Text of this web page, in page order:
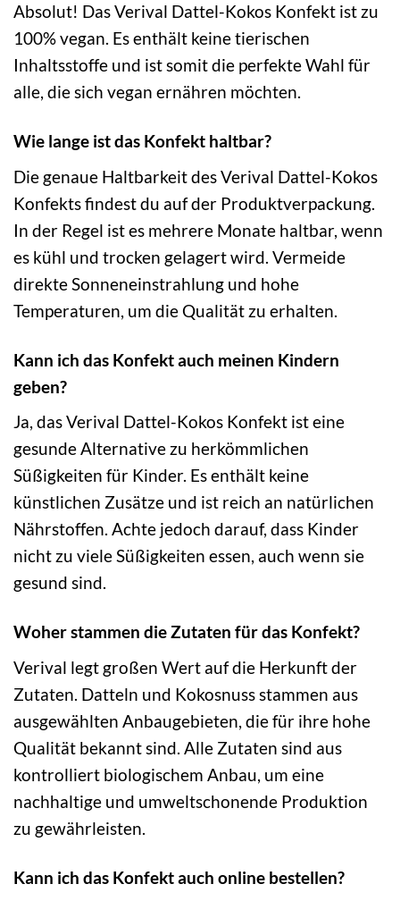
Absolut! Das Verival Dattel-Kokos Konfekt ist zu
100% vegan. Es enthält keine tierischen
Inhaltsstoffe und ist somit die perfekte Wahl für
alle, die sich vegan ernähren möchten.
Wie lange ist das Konfekt haltbar?
Die genaue Haltbarkeit des Verival Dattel-Kokos
Konfekts findest du auf der Produktverpackung.
In der Regel ist es mehrere Monate haltbar, wenn
es kühl und trocken gelagert wird. Vermeide
direkte Sonneneinstrahlung und hohe
Temperaturen, um die Qualität zu erhalten.
Kann ich das Konfekt auch meinen Kindern
geben?
Ja, das Verival Dattel-Kokos Konfekt ist eine
gesunde Alternative zu herkömmlichen
Süßigkeiten für Kinder. Es enthält keine
künstlichen Zusätze und ist reich an natürlichen
Nährstoffen. Achte jedoch darauf, dass Kinder
nicht zu viele Süßigkeiten essen, auch wenn sie
gesund sind.
Woher stammen die Zutaten für das Konfekt?
Verival legt großen Wert auf die Herkunft der
Zutaten. Datteln und Kokosnuss stammen aus
ausgewählten Anbaugebieten, die für ihre hohe
Qualität bekannt sind. Alle Zutaten sind aus
kontrolliert biologischem Anbau, um eine
nachhaltige und umweltschonende Produktion
zu gewährleisten.
Kann ich das Konfekt auch online bestellen?